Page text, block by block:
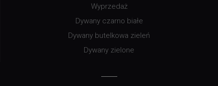
Wyprzedaż
Dywany czarno białe
Dywany butelkowa zieleń
Dywany zielone